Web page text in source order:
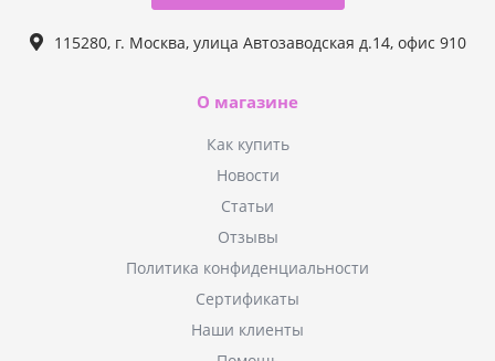
115280, г. Москва, улица Автозаводская д.14, офис 910
О магазине
Как купить
Новости
Статьи
Отзывы
Политика конфиденциальности
Сертификаты
Наши клиенты